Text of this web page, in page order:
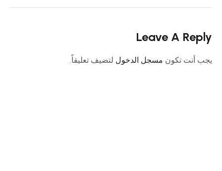
Leave A Reply
يجب أنت تكون مسجل الدخول لتضيف تعليقاً.